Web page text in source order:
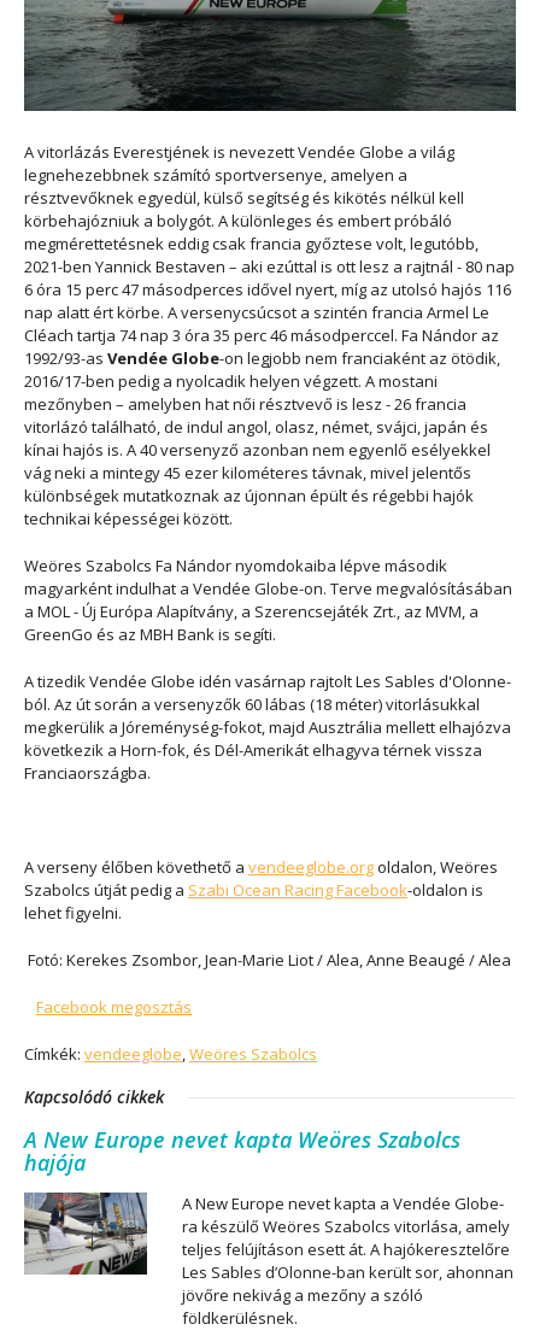
A vitorlázás Everestjének is nevezett Vendée Globe a világ
legnehezebbnek számító sportversenye, amelyen a
résztvevőknek egyedül, külső segítség és kikötés nélkül kell
körbehajózniuk a bolygót. A különleges és embert próbáló
megmérettetésnek eddig csak francia győztese volt, legutóbb,
2021-ben Yannick Bestaven – aki ezúttal is ott lesz a rajtnál - 80 nap
6 óra 15 perc 47 másodperces idővel nyert, míg az utolsó hajós 116
nap alatt ért körbe. A versenycsúcsot a szintén francia Armel Le
Cléach tartja 74 nap 3 óra 35 perc 46 másodperccel. Fa Nándor az
1992/93-as Vendée Globe-on legjobb nem franciaként az ötödik,
2016/17-ben pedig a nyolcadik helyen végzett. A mostani
mezőnyben – amelyben hat női résztvevő is lesz - 26 francia
vitorlázó található, de indul angol, olasz, német, svájci, japán és
kínai hajós is. A 40 versenyző azonban nem egyenlő esélyekkel
vág neki a mintegy 45 ezer kilométeres távnak, mivel jelentős
különbségek mutatkoznak az újonnan épült és régebbi hajók
technikai képességei között.
Weöres Szabolcs Fa Nándor nyomdokaiba lépve második
magyarként indulhat a Vendée Globe-on. Terve megvalósításában
a MOL - Új Európa Alapítvány, a Szerencsejáték Zrt., az MVM, a
GreenGo és az MBH Bank is segíti.
A tizedik Vendée Globe idén vasárnap rajtolt Les Sables d'Olonne-
ból. Az út során a versenyzők 60 lábas (18 méter) vitorlásukkal
megkerülik a Jóreménység-fokot, majd Ausztrália mellett elhajózva
következik a Horn-fok, és Dél-Amerikát elhagyva térnek vissza
Franciaországba.
A verseny élőben követhető a vendeeglobe.orgoldalon, Weöres
Szabolcs útját pedig a Szabi Ocean Racing Facebook-oldalon is
lehet figyelni.
Fotó: Kerekes Zsombor, Jean-Marie Liot / Alea, Anne Beaugé / Alea
Facebook megosztás
Címkék: vendeeglobe Weöres Szabolcs
Kapcsolódó cikkek
A New Europe nevet kapta Weöres Szabolcs
hajója
A New Europe nevet kapta a Vendée Globe-
ra készülő Weöres Szabolcs vitorlása, amely
teljes felújításon esett át. A hajókeresztelőre
Les Sables d’Olonne-ban került sor, ahonnan
jövőre nekivág a mezőny a szóló
földkerülésnek.